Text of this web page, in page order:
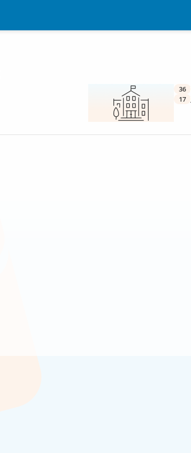
36
17